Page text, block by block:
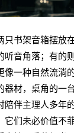
只书架音箱摆放
听音角落；有的
像一种自然流淌
器材，桌角的一
陪伴主理人多年
它们未必价值不